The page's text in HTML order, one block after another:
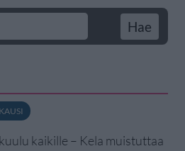
kaikille – Kela muistuttaa